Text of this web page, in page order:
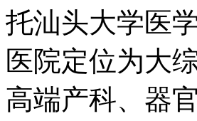
托汕头大学医
医院定位为大
高端产科、器